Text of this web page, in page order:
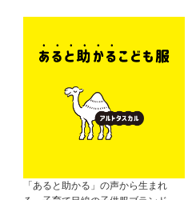
「あると助かる」の声から生まれ